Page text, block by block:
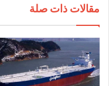
مقالات ذات صلة